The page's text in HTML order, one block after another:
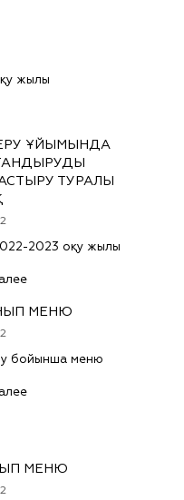
жылы
ҰЙЫМЫНДА
ТУРАЛЫ
2023 оқу жылы
МЕНЮ
бойынша меню
МЕНЮ